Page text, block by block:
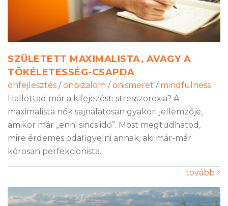
SZÜLETETT MAXIMALISTA, AVAGY A
TÖKÉLETESSÉG-CSAPDA
önfejlesztés / önbizalom / önismeret / mindfulness
Hallottad már a kifejezést: stresszorexia? A
maximalista nők sajnálatosan gyakori jellemzője,
amikor már „enni sincs idő”. Most megtudhatod,
mire érdemes odafigyelni annak, aki már-már
kórosan perfekcionista.
tovább